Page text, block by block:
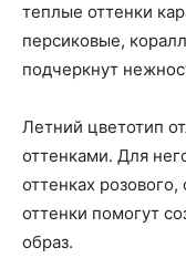
теплые оттенки
персиковые,
подчеркнут
Летний цветотип
оттенками. Для
оттенках
оттенки помогут
образ.